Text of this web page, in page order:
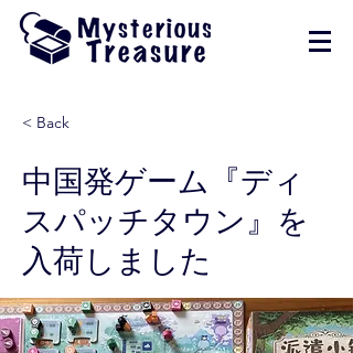
< Back
中国発ゲーム『ディ
スパッチタウン』を
入荷しました